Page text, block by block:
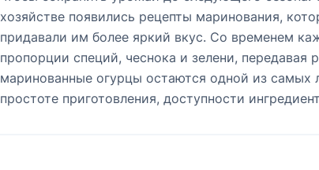
хозяйстве появились рецепты маринования,
придавали им более яркий вкус. Со временем
пропорции специй, чеснока и зелени, передавая
маринованные огурцы остаются одной из самых
простоте приготовления, доступности